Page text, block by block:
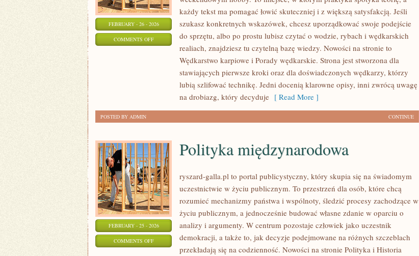
FEBRUARY - 26 - 2026
COMMENTS OFFON
WĘDKARSTWO
każdy tekst ma pomagać łowić skuteczniej i z większą satysfakcją. Jeśli
szukasz konkretnych wskazówek, chcesz uporządkować swoje podejście
do sprzętu, albo po prostu lubisz czytać o wodzie, rybach i wędkarskich
realiach, znajdziesz tu czytelną bazę wiedzy. Nowości na stronie to
Wędkarstwo karpiowe i Porady wędkarskie. Strona jest stworzona dla
stawiających pierwsze kroki oraz dla doświadczonych wędkarzy, którzy
lubią szlifować technikę. Jedni docenią klarowne opisy, inni zwrócą uwagę
na drobiazg, który decyduje [ Read More ]
CONTINUE
POSTED BY ADMIN
FEBRUARY - 25 - 2026
COMMENTS OFFON
Polityka międzynarodowa
ryszard-galla.pl to portal publicystyczny, który skupia się na świadomym
uczestnictwie w życiu publicznym. To przestrzeń dla osób, które chcą
rozumieć mechanizmy państwa i wspólnoty, śledzić procesy zachodzące w
życiu publicznym, a jednocześnie budować własne zdanie w oparciu o
analizy i argumenty. W centrum pozostaje człowiek jako uczestnik
demokracji, a także to, jak decyzje podejmowane na różnych szczeblach
przekładają się na codzienność. Nowości na stronie Polityka i Historia